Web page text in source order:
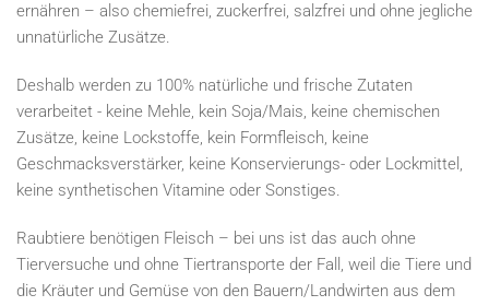
ernähren – also chemiefrei, zuckerfrei, salzfrei und ohne jegliche
unnatürliche Zusätze.
Deshalb werden zu 100% natürliche und frische Zutaten
verarbeitet - keine Mehle, kein Soja/Mais, keine chemischen
Zusätze, keine Lockstoffe, kein Formfleisch, keine
Geschmacksverstärker, keine Konservierungs- oder Lockmittel,
keine synthetischen Vitamine oder Sonstiges.
Raubtiere benötigen Fleisch – bei uns ist das auch ohne
Tierversuche und ohne Tiertransporte der Fall, weil die Tiere und
die Kräuter und Gemüse von den Bauern/Landwirten aus dem